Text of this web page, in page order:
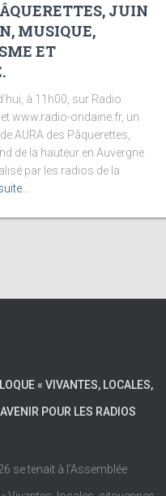
JUIN
MUSIQUE,
ET
à 11h00, sur Radio
www.radio-ondaine.fr, un
AURA des Pâquerettes,
de la hauteur en Auvergne
par les radios de la
« VIVANTES, LOCALES,
POUR LES RADIOS
se tenait à l’Assemblée